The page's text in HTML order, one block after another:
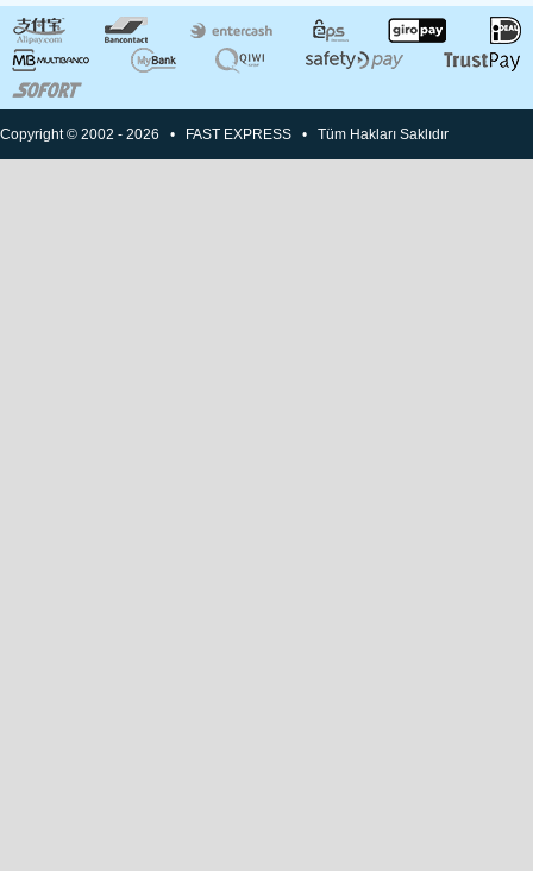
Copyright © 2002 - 2026 • FAST EXPRESS • Tüm Hakları Saklıdır